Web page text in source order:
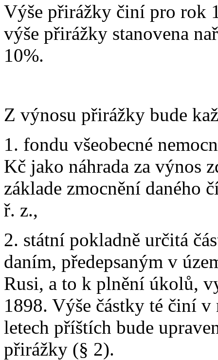
Výše přirážky činí pro rok
výše přirážky stanovena
10%.
Z výnosu přirážky bude
1. fondu všeobecné
Kč jako náhrada za výnos
základe zmocnění daného
ř. z.,
2. státní pokladně určitá
daním, předepsaným v
Rusi, a to k plnění úkolů,
1898. Výše částky té činí
letech příštích bude
přirážky (§ 2).